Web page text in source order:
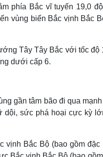
phía Bắc vĩ tuyến 19,0
vùng biển Bắc vịnh Bắc
Tây Tây Bắc với tốc độ
dưới cấp 6.
gần tâm bão đi qua
dội, sức phá hoại cực kỳ
Bắc Bộ (bao gồm